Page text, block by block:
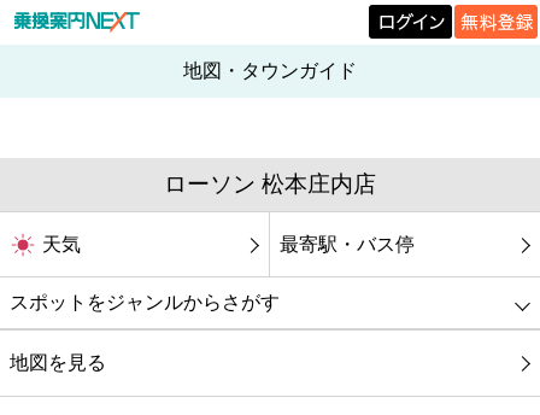
地図・タウンガイド
ローソン 松本庄内店
天気 最寄駅・バス停
スポットをジャンルからさがす
グルメ
地図を見る